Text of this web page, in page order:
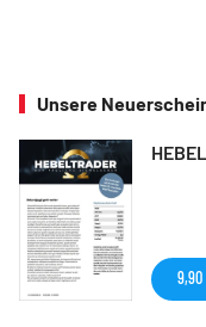
Unsere